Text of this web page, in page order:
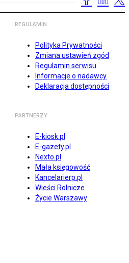
REGULAMIN
Polityka Prywatności
Zmiana ustawień zgód
Regulamin serwisu
Informacje o nadawcy
Deklaracja dostępności
PARTNERZY
E-kiosk.pl
E-gazety.pl
Nexto.pl
Mała księgowość
Kancelarierp.pl
Wieści Rolnicze
Życie Warszawy